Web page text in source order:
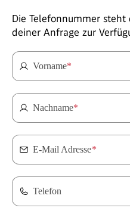
Die Telefonnummer
deiner Anfrage zur
Vorname*
Nachname*
E-Mail Adresse*
Telefon